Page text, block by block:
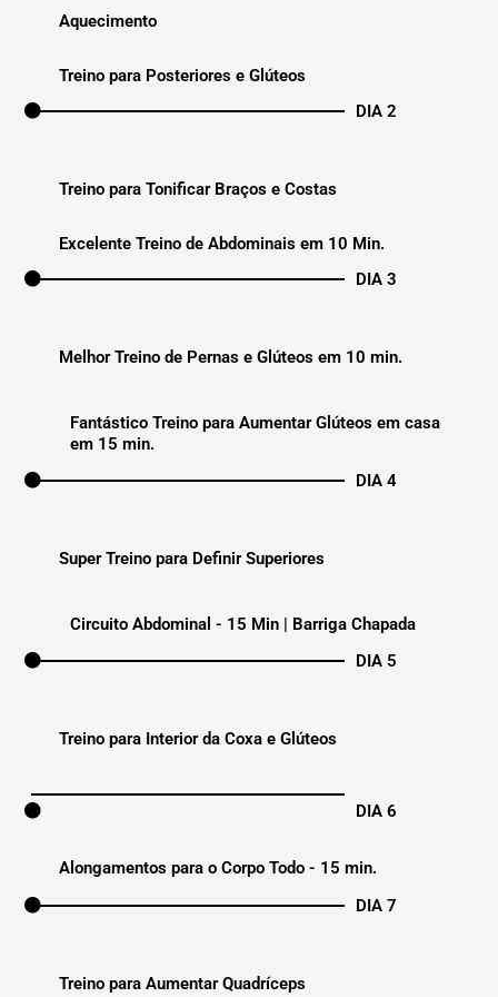
Aquecimento
Treino para Posteriores e Glúteos
DIA 2
Treino para Tonificar Braços e Costas
Excelente Treino de Abdominais em 10 Min.
DIA 3
Melhor Treino de Pernas e Glúteos em 10 min.
Fantástico Treino para Aumentar Glúteos em casa
em 15 min.
DIA 4
Super Treino para Definir Superiores
Circuito Abdominal - 15 Min | Barriga Chapada
DIA 5
Treino para Interior da Coxa e Glúteos
DIA 6
Alongamentos para o Corpo Todo - 15 min.
DIA 7
Treino para Aumentar Quadríceps